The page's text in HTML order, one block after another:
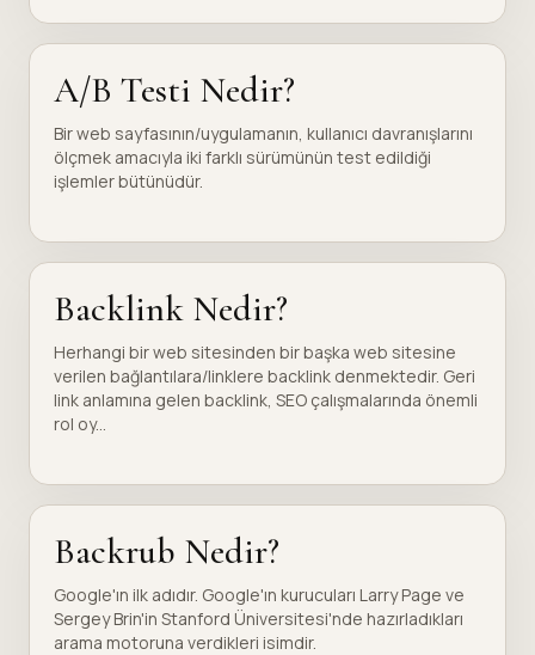
A/B Testi Nedir?
Bir web sayfasının/uygulamanın, kullanıcı davranışlarını
ölçmek amacıyla iki farklı sürümünün test edildiği
işlemler bütünüdür.
Backlink Nedir?
Herhangi bir web sitesinden bir başka web sitesine
verilen bağlantılara/linklere backlink denmektedir. Geri
link anlamına gelen backlink, SEO çalışmalarında önemli
rol oy...
Backrub Nedir?
Google'ın ilk adıdır. Google'ın kurucuları Larry Page ve
Sergey Brin'in Stanford Üniversitesi'nde hazırladıkları
arama motoruna verdikleri isimdir.